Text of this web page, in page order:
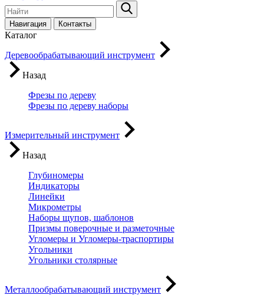
Навигация Контакты
Каталог
Деревообрабатывающий инструмент
Назад
Фрезы по дереву
Фрезы по дереву наборы
Измерительный инструмент
Назад
Глубиномеры
Индикаторы
Линейки
Микрометры
Наборы щупов, шаблонов
Призмы поверочные и разметочные
Угломеры и Угломеры-траспортиры
Угольники
Угольники столярные
Металлообрабатывающий инструмент